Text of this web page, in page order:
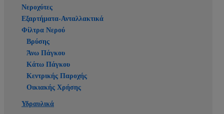
Νεροχύτες
Εξαρτήματα-Ανταλλακτικά
Φίλτρα Νερού
Βρύσης
Άνω Πάγκου
Κάτω Πάγκου
Κεντρικής Παροχής
Οικιακής Χρήσης
Υδραυλικά